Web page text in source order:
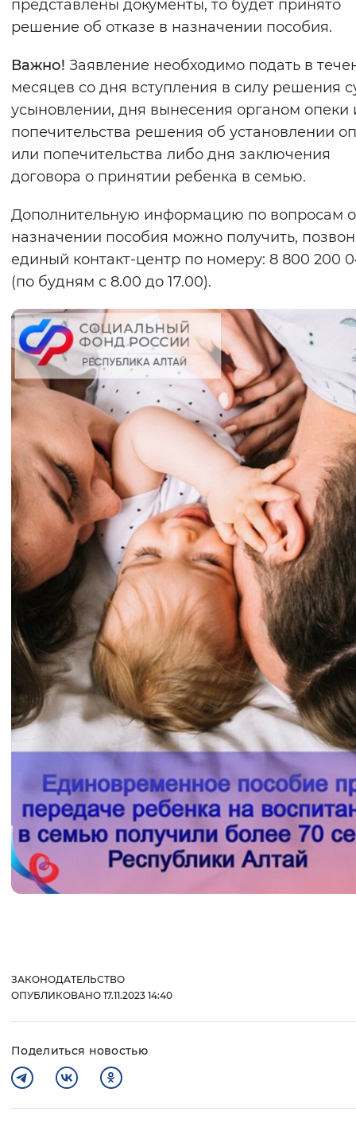
представлены документы, то будет принято
решение об отказе в назначении пособия.
Важно! Заявление необходимо подать в
месяцев со дня вступления в силу решения
усыновлении, дня вынесения органом опеки
попечительства решения об установлении
или попечительства либо дня заключения
договора о принятии ребенка в семью.
Дополнительную информацию по вопросам о
назначении пособия можно получить,
единый контакт-центр по номеру: 8 800 200
(по будням с 8.00 до 17.00).
ЗАКОНОДАТЕЛЬСТВО
ОПУБЛИКОВАНО 17.11.2023 14:40
Поделиться новостью